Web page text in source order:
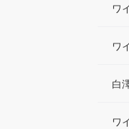
ワ
ワ
白
ワ